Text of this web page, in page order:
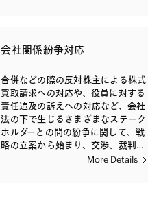
ていますが、当事務所は、社内の各
種マニュアル作成や、実態に合った
言しています。 近年のコーポレー
ト・ガバナンス改革を受け、とりわ
け上場会社では、独立社外役員の選
任が進んでおります。また、取締役
会がその多様性や監督の実効性をど
のように確保するかについて各社に
おける工夫が求められる一方、経営
会社関係紛争対応
合併などの際の反対株主による株式
買取請求への対応や、役員に対する
責任追及の訴えへの対応など、会社
法の下で生じるさまざまなステーク
ホルダーとの間の紛争に関して、戦
略の立案から始まり、交渉、裁判な
どの場面に応じ、依頼者に対して適
More Details